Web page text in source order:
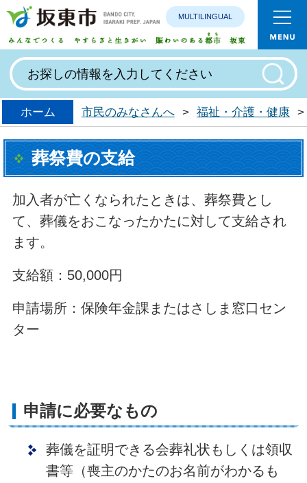
みんなで
MULTILINGUAL
ホーム 市民のみなさんへ > 福祉・介護・健康 >
葬祭費の支給
加入者が亡くなられたときは、葬祭費とし
て、葬儀をおこなったかたに対して支給され
ます。
支給額：50,000円
申請場所：保険年金課またはさしま窓口セン
ター
申請に必要なもの
葬儀を証明できる会葬礼状もしくは領収
書等（喪主のかたのお名前がわかるも